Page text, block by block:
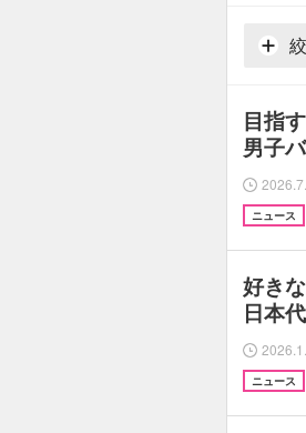
目指
男子
ニュース
好き
日本
ニュース